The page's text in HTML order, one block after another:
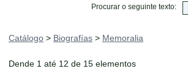
Procurar o seguinte texto:
Catálogo > Biografías > Memoralia
Dende 1 até 12 de 15 elementos